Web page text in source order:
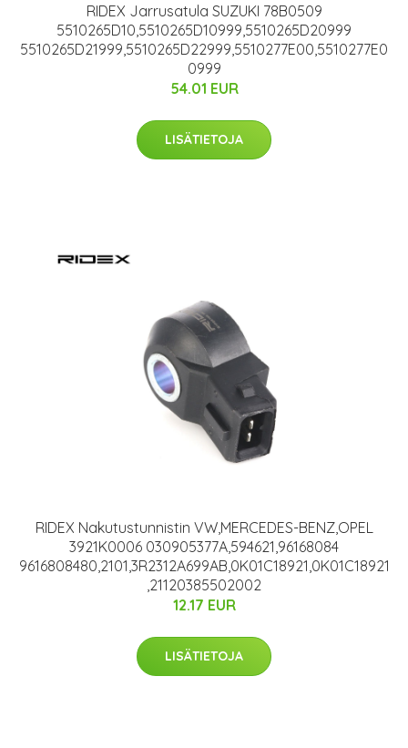
RIDEX Jarrusatula SUZUKI 78B0509
5510265D10,5510265D10999,5510265D20999
5510265D21999,5510265D22999,5510277E00,5510277E0
0999
54.01 EUR
LISÄTIETOJA
RIDEX Nakutustunnistin VW,MERCEDES-BENZ,OPEL
3921K0006 030905377A,594621,96168084
9616808480,2101,3R2312A699AB,0K01C18921,0K01C18921
,21120385502002
12.17 EUR
LISÄTIETOJA